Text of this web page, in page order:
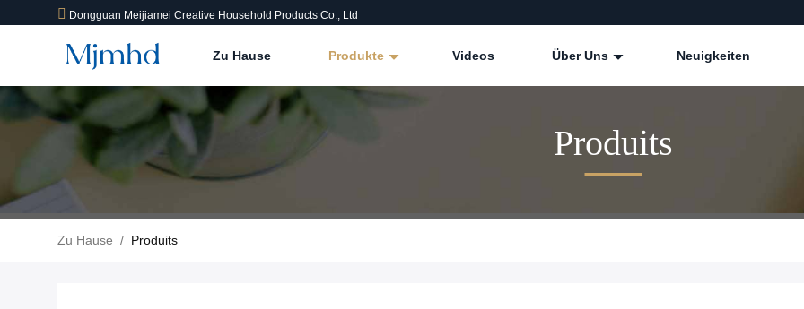
Dongguan Meijiamei Creative Household Products Co., Ltd
Zu Hause Produkte Videos Über Uns Neuigkeiten
Produits
Zu Hause / Produits